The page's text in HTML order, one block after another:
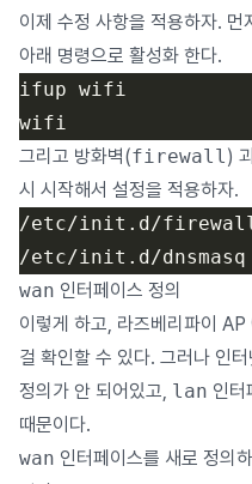
이제 수정 사항을 적용하자. 먼
아래 명령으로 활성화 한다.
그리고 방화벽(firewall )
시 시작해서 설정을 적용하자.
wan 인터페이스 정의
이렇게 하고, 라즈베리파이
걸 확인할 수 있다. 그러나 인
정의가 안 되어있고, lan 인터
때문이다.
wan 인터페이스를 새로 정의하